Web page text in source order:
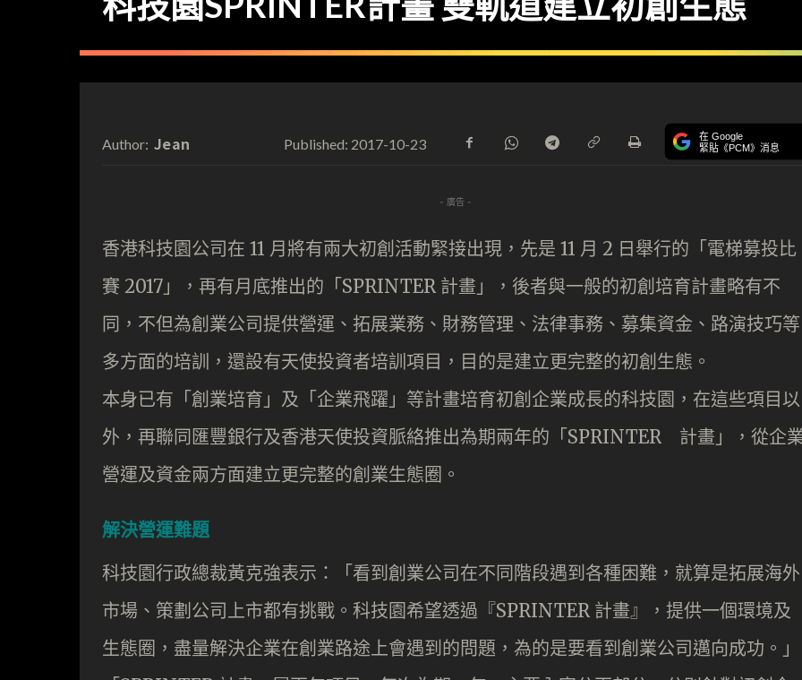
Author: Jean Published: 2017-10-23 在 Google
緊貼《PCM》消息
- 廣告 -
香港科技園公司在 11 月將有兩大初創活動緊接出現，先是 11 月 2 日舉行的「電梯募投比
賽 2017」，再有月底推出的「SPRINTER 計畫」，後者與一般的初創培育計畫略有不
同，不但為創業公司提供營運、拓展業務、財務管理、法律事務、募集資金、路演技巧等
多方面的培訓，還設有天使投資者培訓項目，目的是建立更完整的初創生態。
本身已有「創業培育」及「企業飛躍」等計畫培育初創企業成長的科技園，在這些項目以
外，再聯同匯豐銀行及香港天使投資脈絡推出為期兩年的「SPRINTER 計畫」，從企
營運及資金兩方面建立更完整的創業生態圈。
解決營運難題
科技園行政總裁黃克強表示：「看到創業公司在不同階段遇到各種困難，就算是拓展海外
市場、策劃公司上市都有挑戰。科技園希望透過『SPRINTER 計畫』，提供一個環境及
生態圈，盡量解決企業在創業路途上會遇到的問題，為的是要看到創業公司邁向成功。」